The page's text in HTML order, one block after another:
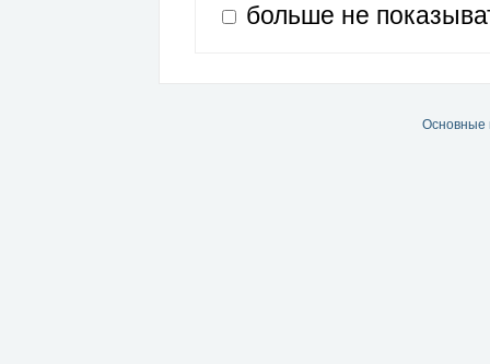
больше не
Основные